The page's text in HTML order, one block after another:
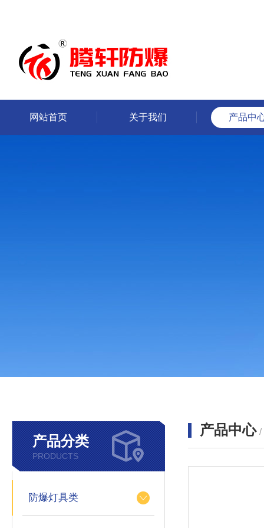
网站首页 关于我们 产品中
产品分类
PRODUCTS
防爆灯具类
产品中心 /